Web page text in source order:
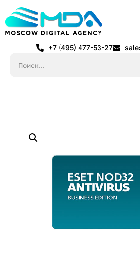
+7 (495) 477-53-27